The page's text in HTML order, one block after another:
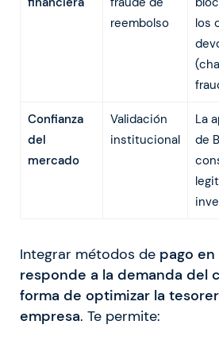
reembolso
los
Confianza
del
mercado
Validación
institucional
La
de
Integrar métodos de pago en
responde a la demanda del
forma de optimizar la
empresa. Te permite: